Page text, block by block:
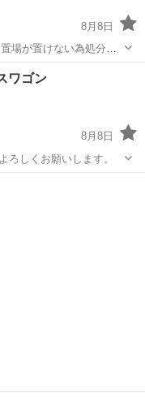
8月8日
場が置けない為処分致
だ綺麗な状態です。多
当たりません。高さ約
ワゴン
8月8日
キッチンワゴン 木目調 3段 サービスワゴン よろしくお願いします。